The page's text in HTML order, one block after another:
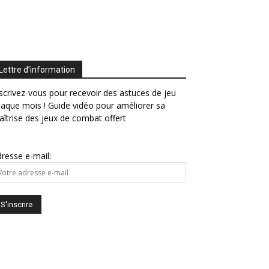
Lettre d’information
vous pour recevoir des astuces de jeu
mois ! Guide vidéo pour améliorer sa
des jeux de combat offert
e-mail: